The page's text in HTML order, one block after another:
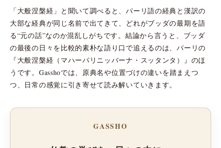
「大般涅槃経」と聞いて調べると、パーリ語の経典と漢訳の
大部な経典が同じ名前で出てきて、どれがブッダの最期を語
る“元の話”なのか混乱しがちです。結論から言うと、ブッダ
の最後の日々を比較的素朴な語り口で追えるのは、パーリの
『大般涅槃経（マハーパリニッバーナ・スッタンタ）』のほ
うです。Gasshoでは、原典名や位置づけの違いを踏まえつ
つ、日常の感覚に引き寄せて読み解いていきます。
GASSHO